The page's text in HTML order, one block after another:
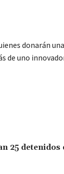
donarán
uno
25 detenidos